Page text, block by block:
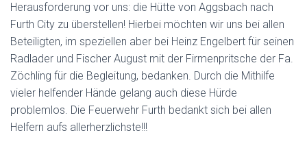
Herausforderung vor uns: die Hütte von Aggsbach nach
Furth City zu überstellen! Hierbei möchten wir uns bei allen
Beteiligten, im speziellen aber bei Heinz Engelbert für seinen
Radlader und Fischer August mit der Firmenpritsche der Fa.
Zöchling für die Begleitung, bedanken. Durch die Mithilfe
vieler helfender Hände gelang auch diese Hürde
problemlos. Die Feuerwehr Furth bedankt sich bei allen
Helfern aufs allerherzlichste!!!